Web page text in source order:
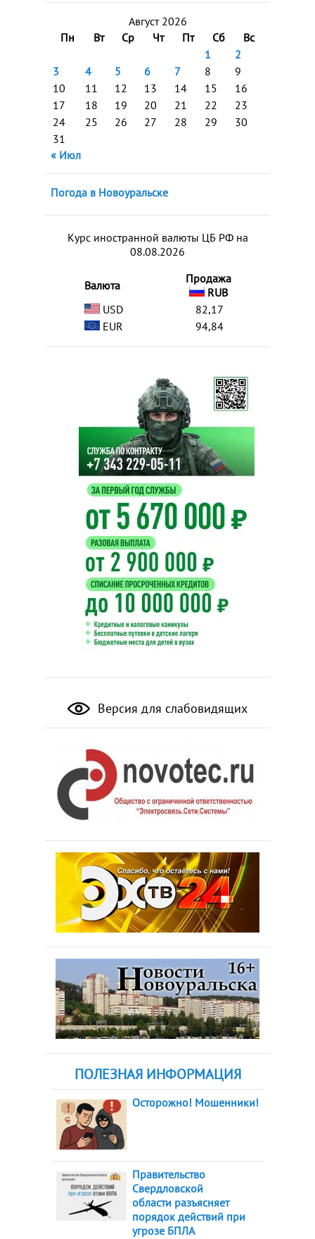
Август 2026
Пн
Вт Ср Чт Пт Сб
Вс
1
2
3
4 5 6 7 8
9
10
11 12 13 14 15
16
17
18 19 20 21 22
23
24
25 26 27 28 29
30
31
« Июл
Погода в Новоуральске
Курс иностранной валюты ЦБ РФ на
08.08.2026
Валюта
Продажа
RUB
USD
82,17
EUR
94,84
Версия для слабовидящих
ПОЛЕЗНАЯ ИНФОРМАЦИЯ
Осторожно! Мошенники!
Правительство
Свердловской
области разъясняет
порядок действий при
угрозе БПЛА